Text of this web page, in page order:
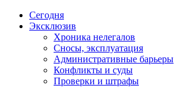
Сегодня
Эксклюзив
Хроника нелегалов
Сносы, эксплуатация
Административные барьеры
Конфликты и суды
Проверки и штрафы